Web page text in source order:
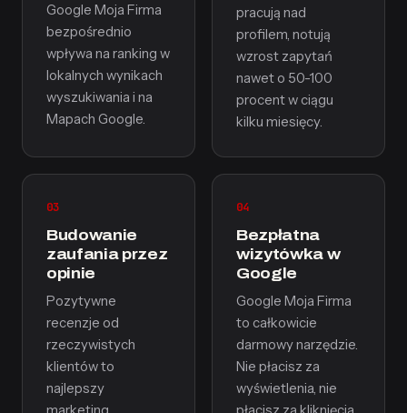
Google Moja Firma
bezpośrednio
wpływa na ranking w
lokalnych wynikach
wyszukiwania i na
Mapach Google.
pracują nad
profilem, notują
wzrost zapytań
nawet o 50-100
procent w ciągu
kilku miesięcy.
03
Budowanie
zaufania przez
opinie
Pozytywne
recenzje od
rzeczywistych
klientów to
najlepszy
04
Bezpłatna
wizytówka w
Google
Google Moja Firma
to całkowicie
darmowy narzędzie.
Nie płacisz za
wyświetlenia, nie